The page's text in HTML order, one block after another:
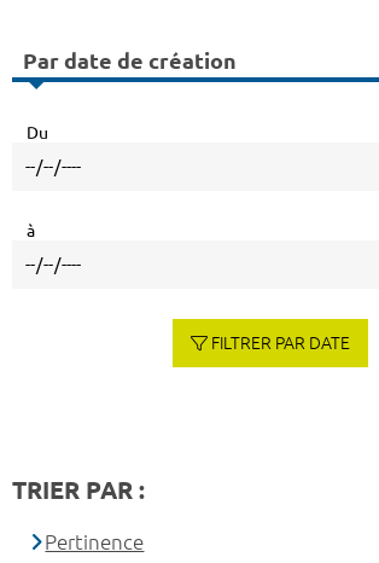
Par date de création
Du
à
FILTRER PAR DATE
TRIER PAR :
Pertinence